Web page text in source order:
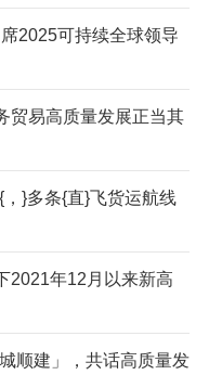
2025可持续全球领导
贸易高质量发展正当其
}多条{直}飞货运航线
2021年12月以来新高
顺建」，共话高质量发